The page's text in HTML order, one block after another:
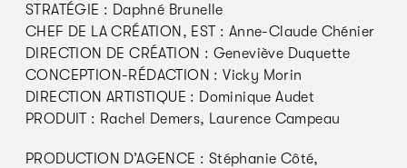
STRATÉGIE : Daphné Brunelle
CHEF DE LA CRÉATION, EST : Anne-Claude Chénier
DIRECTION DE CRÉATION : Geneviève Duquette
CONCEPTION-RÉDACTION : Vicky Morin
DIRECTION ARTISTIQUE : Dominique Audet
PRODUIT : Rachel Demers, Laurence Campeau
PRODUCTION D’AGENCE : Stéphanie Côté,